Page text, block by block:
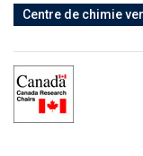
Centre de chimie